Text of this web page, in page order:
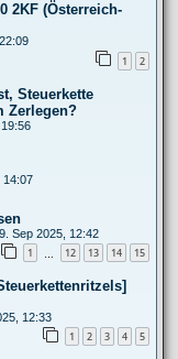
2KF (Österreich-
1 2
Steuerkette
Zerlegen?
14:07
Sep 2025, 12:42
1 12 13 14 15
12:33
1 2 3 4 5